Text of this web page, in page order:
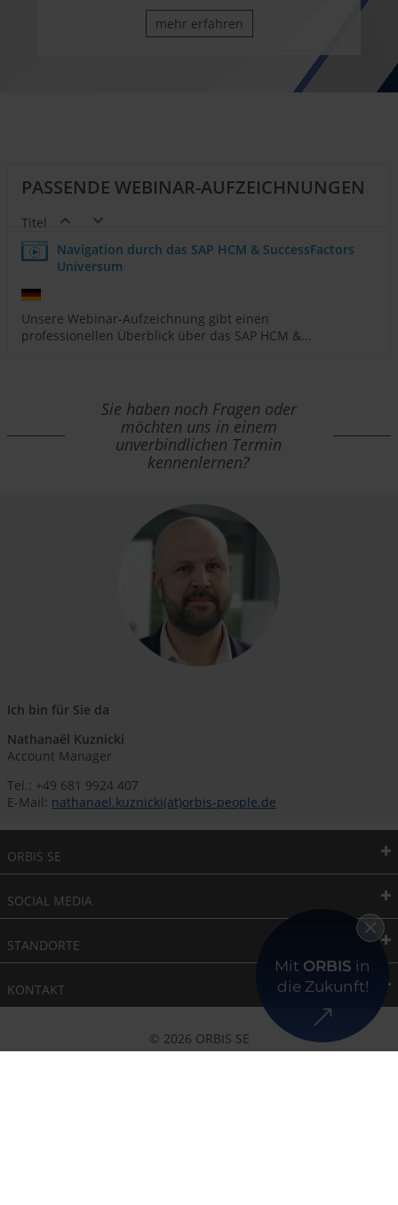
Mit ORBIS in
die Zukunft!
mehr erfahren
PASSENDE WEBINAR-AUFZEICHNUNGEN
Titel
Navigation durch das SAP HCM & SuccessFactors
Universum
Unsere Webinar-Aufzeichnung gibt einen
professionellen Überblick über das SAP HCM &...
Sie haben noch Fragen oder
möchten uns in einem
unverbindlichen Termin
kennenlernen?
Ich bin für Sie da
Nathanaël Kuznicki
Account Manager
Tel.: +49 681 9924 407
E-Mail: nathanael.kuznicki(at)orbis-people.de
ORBIS SE
SOCIAL MEDIA
STANDORTE
KONTAKT
© 2026 ORBIS SE